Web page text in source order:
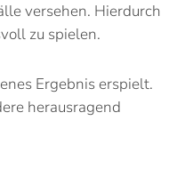
versehen. Hierdurch
zu spielen.
Ergebnis erspielt.
herausragend